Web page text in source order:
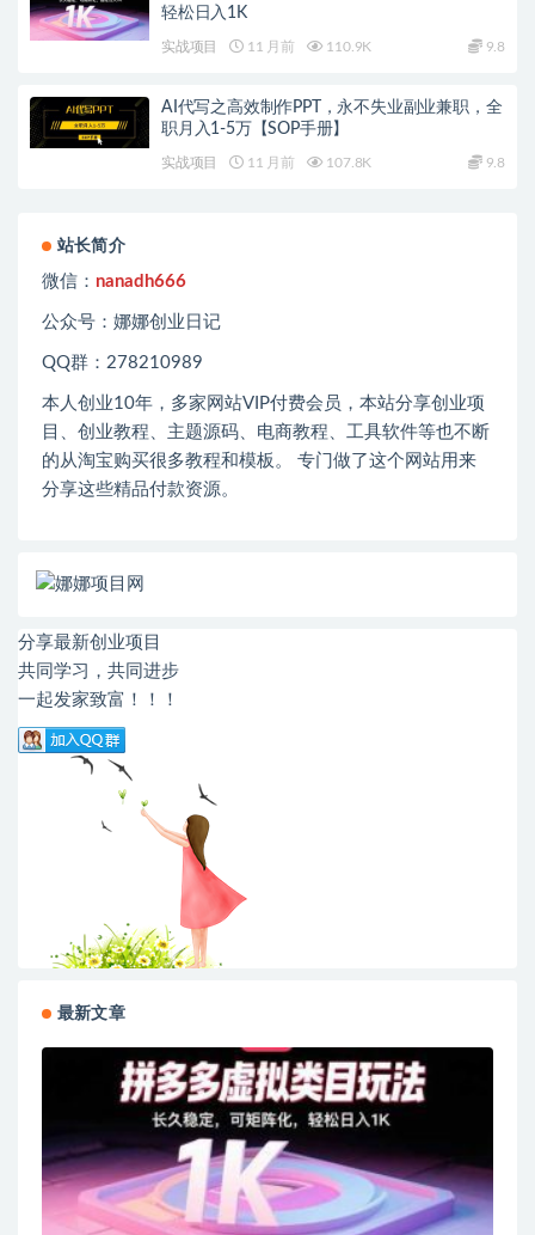
轻松日入1K
实战项目 11 月前 110.9K 9.8
AI代写之高效制作PPT，永不失业副业兼职，全
职月入1-5万【SOP手册】
实战项目 11 月前 107.8K 9.8
站长简介
微信： nanadh666
公众号：娜娜创业日记
QQ群：278210989
本人创业10年，多家网站VIP付费会员，本站分享创业项
目、创业教程、主题源码、电商教程、工具软件等也不断
的从淘宝购买很多教程和模板。 专门做了这个网站用来
分享这些精品付款资源。
分享最新创业项目
共同学习，共同进步
一起发家致富！！！
最新文章